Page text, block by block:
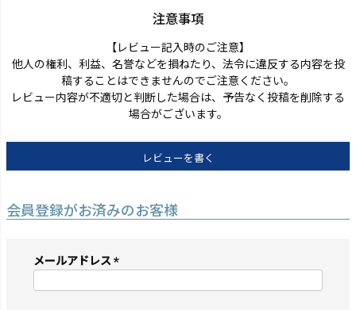
注意事項
【レビュー記入時のご注意】
他人の権利、利益、名誉などを損ねたり、法令に違反する内容を投
稿することはできませんのでご注意ください。
レビュー内容が不適切と判断した場合は、予告なく投稿を削除する
場合がございます。
レビューを書く
会員登録がお済みのお客様
メールアドレス
須)